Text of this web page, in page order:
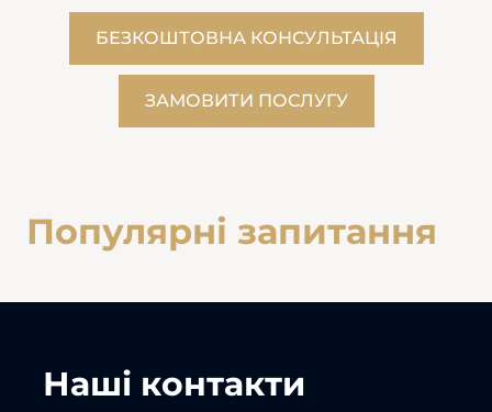
БЕЗКОШТОВНА КОНСУЛЬТАЦІЯ
ЗАМОВИТИ ПОCЛУГУ
Популярні запитання
Наші контакти